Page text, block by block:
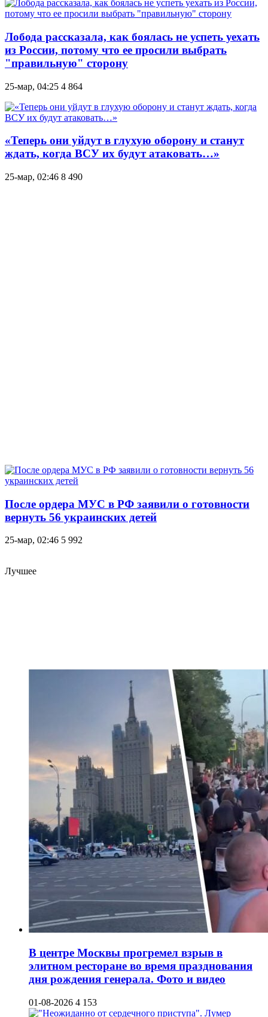
Лобода рассказала, как боялась не успеть уехать
из России, потому что ее просили выбрать
"правильную" сторону
25-мар, 04:25 4 864
«Теперь они уйдут в глухую оборону и станут
ждать, когда ВСУ их будут атаковать…»
25-мар, 02:46 8 490
После ордера МУС в РФ заявили о готовности
вернуть 56 украинских детей
25-мар, 02:46 5 992
Лучшее
В центре Москвы прогремел взрыв в
элитном ресторане во время празднования
дня рождения генерала. Фото и видео
01-08-2026 4 153